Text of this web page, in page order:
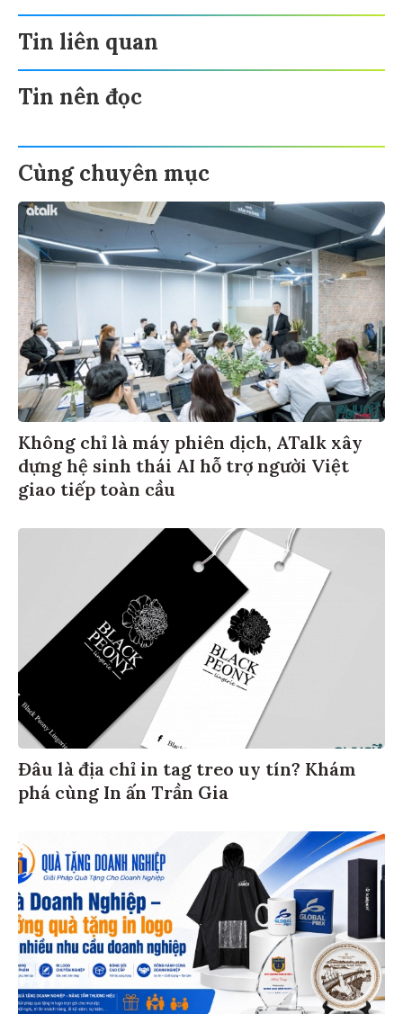
Tin liên quan
Tin nên đọc
Cùng chuyên mục
Không chỉ là máy phiên dịch, ATalk xây
dựng hệ sinh thái AI hỗ trợ người Việt
giao tiếp toàn cầu
Đâu là địa chỉ in tag treo uy tín? Khám
phá cùng In ấn Trần Gia